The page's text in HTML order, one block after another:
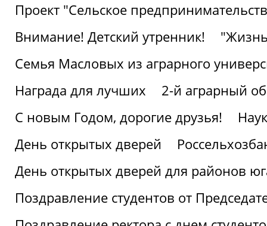
Проект "Сельское
Внимание! Детский утренник!
Семья Масловых из аграрного
Награда для лучших
2-й аграрный
С новым Годом, дорогие друзья!
День открытых дверей
День открытых дверей для районов
Поздравление студентов от